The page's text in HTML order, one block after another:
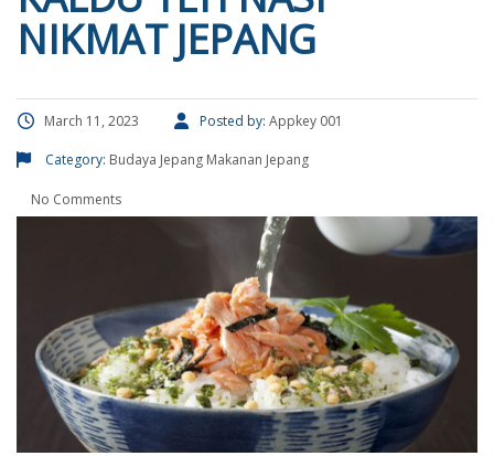
NIKMAT JEPANG
March 11, 2023 Posted by: Appkey 001
Category: Budaya Jepang Makanan Jepang
No Comments